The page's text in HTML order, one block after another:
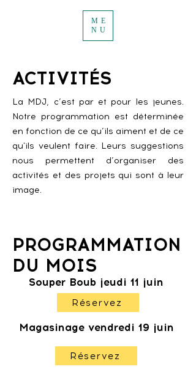
ME
NU
ACTIVITÉS
La MDJ, c’est par et pour les jeunes.
Notre programmation est déterminée
en fonction de ce qu’ils aiment et de ce
qu'ils veulent faire. Leurs suggestions
nous permettent d’organiser des
activités et des projets qui sont à leur
image.
PROGRAMMATION
DU MOIS
Souper Boub jeudi 11 juin
Réservez
Magasinage vendredi 19 juin
Réservez